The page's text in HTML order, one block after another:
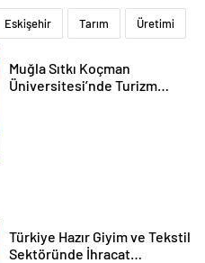
Eskişehir Tarım Üretimi
Muğla Sıtkı Koçman
Üniversitesi’nde Turizm
Türkiye Hazır Giyim ve Tekstil
Sektöründe İhracat